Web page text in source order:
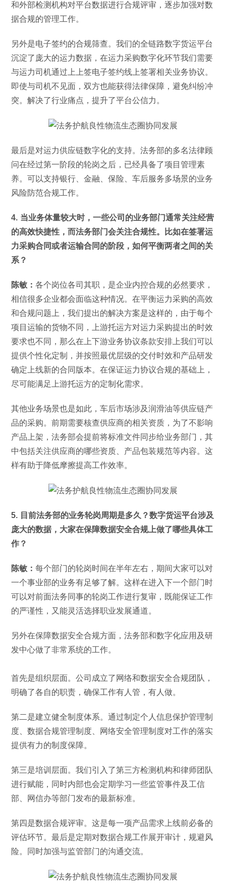
和外部检测机构对平台数据进行合规评审，逐步加强对数
据合规的管理工作。
另外是电子签约的合规筛查。我们的全链路数字货运平台
沉淀了庞大的运力数据，在运力采购数字化环节我们需要
与运力司机通过上上签电子签约线上签署相关业务协议。
即使与司机不见面，双方也能获得法律保障，避免纠纷冲
突。解决了行业痛点，提升了平台公信力。
最后是对运力供应链数字化的支持。法务部的多名法律顾
问在经过第一阶段的轮岗之后，已经具备了项目管理素
养。可以支持银行、金融、保险、车后服务多场景的业务
风险防范合规工作。
4. 当业务体量较大时，一些公司的业务部门通常关注经营
的高效快捷性，而法务部门会关注合规性。比如在签署运
力采购合同或者运输合同的阶段，如何平衡两者之间的关
系？
陈敏：各个岗位各司其职，是企业内控合规的必然要求，
相信很多企业都会面临这种情况。在平衡运力采购的高效
和合规问题上，我们提出的解决方案是这样的，由于每个
项目运输的货物不同，上游托运方对运力采购提出的时效
要求也不同，那么在上下游业务协议条款安排上我们可以
提供个性化定制，并按照最优层级的交付时效和产品研发
确定上线新的合同版本。在保证运力协议合规的基础上，
尽可能满足上游托运方的定制化需求。
其他业务场景也是如此，车后市场涉及润滑油等供应链产
品的采购。前期需要核查供应商的相关资质，为了不影响
产品上架，法务部会提前将标准文件同步给业务部门，其
中包括关注供应商的哪些资质、产品包装规范等内容。这
样有助于降低摩擦提高工作效率。
5. 目前法务部的业务轮岗周期是多久？数字货运平台涉及
庞大的数据，大家在保障数据安全合规上做了哪些具体工
作？
陈敏：每个部门的轮岗时间在半年左右，期间大家可以对
一个事业部的业务有足够了解。这样在进入下一个部门时
可以对前面法务同事的轮岗工作进行复审，既能保证工作
的严谨性，又能灵活选择职业发展通道。
另外在保障数据安全合规方面，法务部和数字化应用及研
发中心做了非常系统的工作。
首先是组织层面。公司成立了网络和数据安全合规团队，
明确了各自的职责，确保工作有人管，有人做。
第二是建立健全制度体系。通过制定个人信息保护管理制
度、数据合规管理制度、网络安全管理制度对工作的落实
提供有力的制度保障。
第三是培训层面。我们引入了第三方检测机构和律师团队
进行赋能，同时内部也会定期学习一些监管事件及工信
部、网信办等部门发布的最新标准。
第四是数据合规评审。这是每一项产品需求上线前必备的
评估环节。最后是定期对数据合规工作展开审计，规避风
险。同时加强与监管部门的沟通交流。